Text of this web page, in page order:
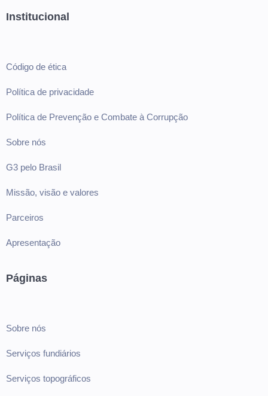
Institucional
Código de ética
Política de privacidade
Política de Prevenção e Combate à Corrupção
Sobre nós
G3 pelo Brasil
Missão, visão e valores
Parceiros
Apresentação
Páginas
Sobre nós
Serviços fundiários
Serviços topográficos